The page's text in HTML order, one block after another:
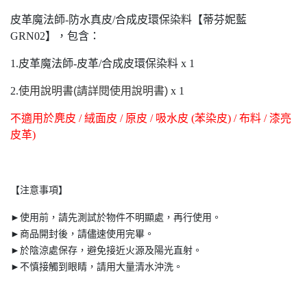
皮革魔法師-防水真皮/合成皮環保染料【蒂芬妮藍
GRN02】，包含：
1.皮革魔法師-皮革/合成皮環保染料 x 1
2.使用說明書(請詳閱使用說明書) x 1
不適用於麂皮 / 絨面皮 / 原皮 / 吸水皮 (苯染皮) / 布料 / 漆亮
皮革)
【注意事項】
►使用前，請先測試於物件不明顯處，再行使用。
►商品開封後，請儘速使用完畢。
►於陰涼處保存，避免接近火源及陽光直射。
►不慎接觸到眼睛，請用大量清水沖洗。